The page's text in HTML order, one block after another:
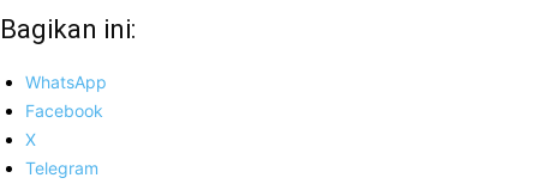
Bagikan ini:
WhatsApp
Facebook
X
Telegram